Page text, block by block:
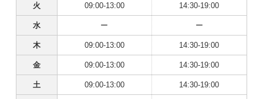
火 09:00-13:00 14:30-19:00
水 ー ー
木 09:00-13:00 14:30-19:00
金 09:00-13:00 14:30-19:00
土 09:00-13:00 14:30-19:00